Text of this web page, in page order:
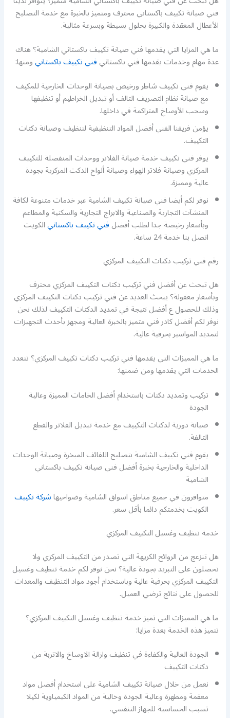
فني صيانة تكييف باكستاني محترف ومتميز بالخبرة مع خدمة التصليح
الأعطال المعقدة والكبيرة بحلول بسيطة وبسرعة مثالية.
ما هي المزايا التي يقدمها فني صيانة تكييف باكستاني الشامية؟ هناك
عدة مهام وخدمات يقدمها فني باكستانيفني تكييف باكستانيومنها:
يقوم فني تكييف شاطر ورخيص بصيانة الوحدات الخارجية للمكيف
مع صيانة نظام التصريف التالف أو تبديل الخراطيم أو تنظيفها
وسحب الأوساخ المتراكمة في داخلها.
يؤمن فريقنا الفني أفضل المواد التنظيفية لتنظيف وصيانة دكتات
التكييف.
يوفر فني تكييف خدمة صيانة الفلاتر ووحدات المنفصلة للتكييف
المركزي وصيانة فلاتر الهواء وصيانة ألواح الدكت المركزية بجودة
عالية ومميزة.
نوفر لكم أيضا فني صيانة تكييف الشامية عبر خدمات متنوعة لكافة
المنشآت التجارية والصناعية والابراج التجارية والسكنية والمطاعم
وبأسعار رخيصة جدا لطلب أفضلفني تكييف باكستانيالكويت
اتصل بنا خدمة 24 ساعة.
رقم فني تركيب دكتات التكييف المركزي
هل تبحث عن أفضل فني تركيب دكتات التكييف المركزي محترف
وبأسعار معقولة؟ يبحث العديد عن فني تركيب دكتات التكييف المركزي
وذلك للحصول ع أفضل نتيجة في تمديد الدكتات التكييف لذلك نحن
نوفر لكم أفضل كادر فني متميز بالخبرة العالية ومجهز بأحدث التجهيزات
لتمديد المواسير بحرفية عالية.
ما هي المميزات التي يقدمها فني تركيب دكتات تكييف المركزي؟ تتعدد
الخدمات التي يقدمها ومن ضمنها:
تركيب وتمديد دكتات باستخدام أفضل الخامات المميزة وعالية
الجودة
صيانة دورية لدكتات التكييف مع خدمة تبديل الفلاتر والقطع
التالفة.
يقوم فني تكييف الشامية بتصليح اللفائف المبخرة وصيانة الوحدات
الداخلية والخارجية بخبرة أفضل فني صيانة تكييف باكستاني
الشامية
متوافرون في جميع مناطق اسواق الشامية وضواحيهاشركة تكييف
الكويت بخدمتكم دائما بأقل سعر.
خدمة تنظيف وغسيل التكييف المركزي
هل تنزعج من الروائح الكريهة التي تصدر من التكييف المركزي ولا
تحصلون على التبريد بجودة عالية؟ نحن نوفر لكم خدمة تنظيف وغسيل
التكييف المركزي بحرفية عالية وباستخدام أجود مواد التنظيف والمعدات
للحصول على نتائج ترضي العميل.
ما هي المميزات التي تميز خدمة تنظيف وغسيل التكييف المركزي؟
تتميز هذه الخدمة بعدة مزايا:
الجودة العالية والكفاءة في تنظيف وازالة الاوساخ والاتربة من
دكتات التكييف
نعمل من خلال صيانة تكييف الشامية على استخدام أفضل مواد
معقمة ومطهرة وعالية الجودة وخالية من المواد الكيمياوية لكيلا
تسبب الحساسية للجهاز التنفسي.